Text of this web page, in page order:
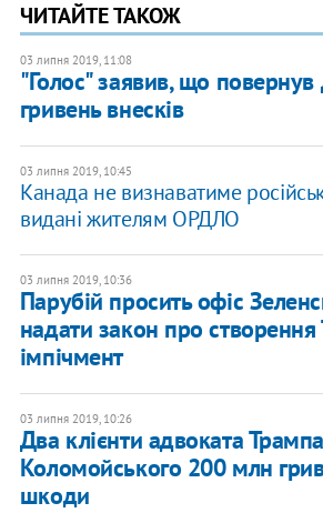
ЧИТАЙТЕ ТАКОЖ
03 липня 2019, 11:08
"Голос" заявив, що
гривень внесків
03 липня 2019, 10:45
Канада не визнаватиме
видані жителям ОРДЛО
03 липня 2019, 10:36
Парубій просить офіс
надати закон про створення
імпічмент
03 липня 2019, 10:26
Два клієнти адвоката
Коломойського 200 млн
шкоди